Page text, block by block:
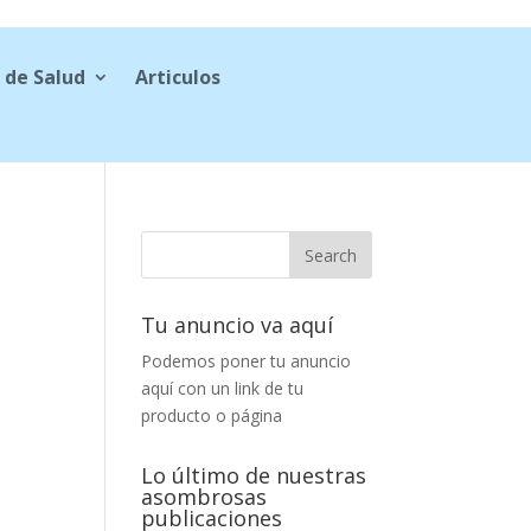
Salud Articulos
Tu anuncio va aquí
Podemos poner tu anuncio
aquí con un link de tu
producto o página
Lo último de nuestras
asombrosas
publicaciones